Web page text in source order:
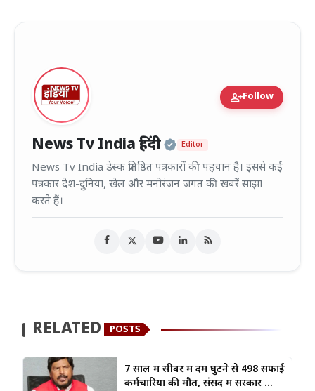
person_addFollow
News Tv India हिंदी Official | Verified
Editor
News Tv India डेस्क प्रतिष्ठित पत्रकारों की पहचान है। इससे कई
पत्रकार देश-दुनिया, खेल और मनोरंजन जगत की खबरें साझा
करते हैं।
RELATED POSTS
7 साल में सीवर में दम घुटने से 498 सफाई
कर्मचारियों की मौत, संसद में सरकार ...